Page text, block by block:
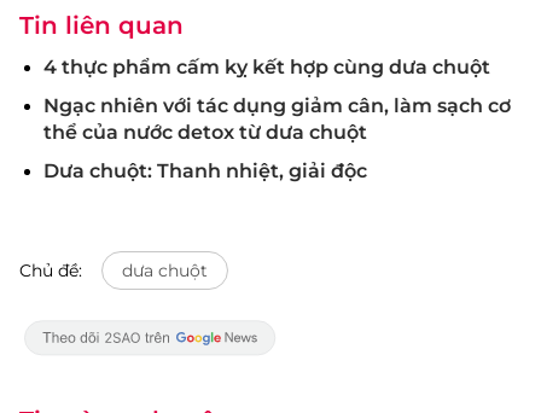
Tin liên quan
4 thực phẩm cấm kỵ kết hợp cùng dưa chuột
Ngạc nhiên với tác dụng giảm cân, làm sạch cơ
thể của nước detox từ dưa chuột
Dưa chuột: Thanh nhiệt, giải độc
Chủ đề: dưa chuột